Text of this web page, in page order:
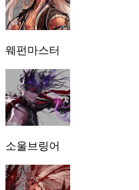
웨펀마스터
소울브링어